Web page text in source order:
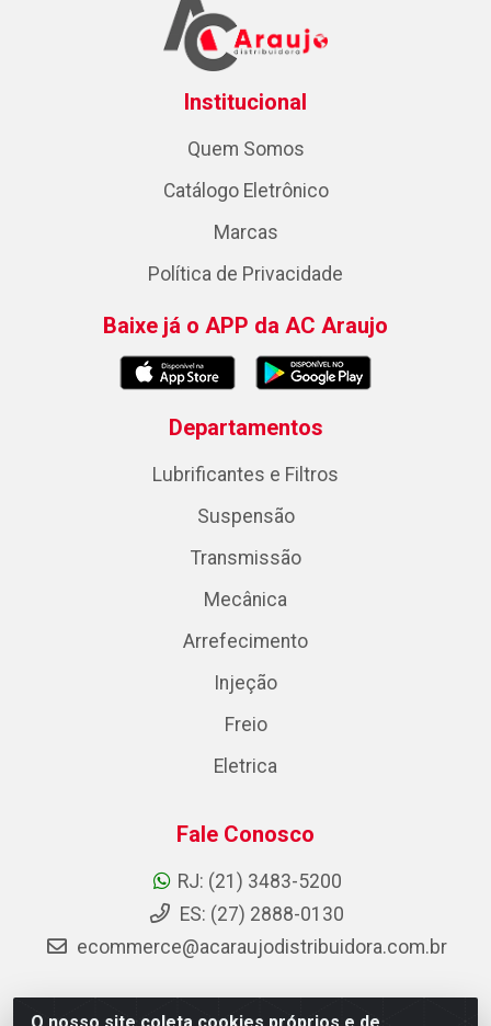
Institucional
Quem Somos
Catálogo Eletrônico
Marcas
Política de Privacidade
Baixe já o APP da AC Araujo
Departamentos
Lubrificantes e Filtros
Suspensão
Transmissão
Mecânica
Arrefecimento
Injeção
Freio
Eletrica
Fale Conosco
RJ: (21) 3483-5200
ES: (27) 2888-0130
ecommerce@acaraujodistribuidora.com.br